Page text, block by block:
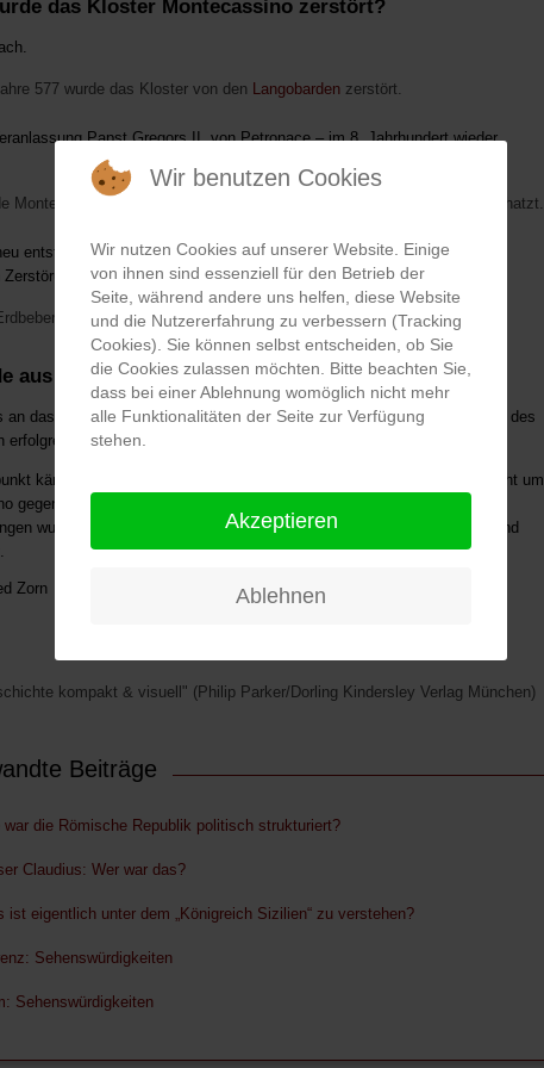
das Kloster Montecassino zerstört?
577 wurde das Kloster von den Langobardenzerstört.
Papst Gregors II. von Petronace – im 8. Jahrhundert wieder
Monte Cassino im 9. Jahrhundert von den erneut gebrandschatzt.
entstanden, folgten etwa fünf friedliche Jahrhunderte – bis zur fast
durch
im Jahr 1349.
aus Montecassino nach dem Erdbeben?
an das Erdbeben Mitte des 14. Jahrhunderts hatte das Erscheinungsbild des
erfolgreichem Wiederaufbau bis zum Februar 1944 Bestand.
kämpften alliierte Truppen während des 2. Weltkrieges in der Schlacht um
gegen deutsche Fallschirmjäger. Im Zuge dieser verheerenden
wurde das Kloster (bis auf die Krypta) erneut vollständig in Schutt und
Zorn
kompakt & visuell" (Philip Parker/Dorling Kindersley Verlag München)
Beiträge
war die Römische Republik politisch strukturiert?
Claudius: Wer war das?
ist eigentlich unter dem „Königreich Sizilien“ zu verstehen?
Sehenswürdigkeiten
Sehenswürdigkeiten
Wir benutzen Cookies
Wir nutzen Cookies auf unserer Website. Einige
von ihnen sind essenziell für den Betrieb der
Seite, während andere uns helfen, diese Website
und die Nutzererfahrung zu verbessern (Tracking
Cookies). Sie können selbst entscheiden, ob Sie
die Cookies zulassen möchten. Bitte beachten Sie,
dass bei einer Ablehnung womöglich nicht mehr
alle Funktionalitäten der Seite zur Verfügung
stehen.
Akzeptieren
Ablehnen